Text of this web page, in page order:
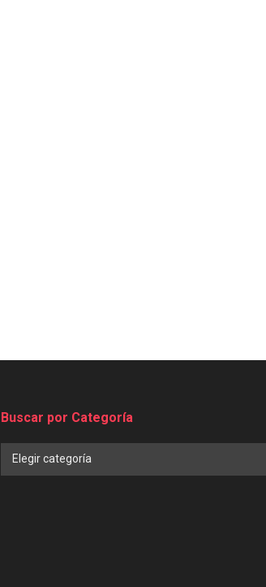
Buscar por Categoría
Buscar
Elegir categoría